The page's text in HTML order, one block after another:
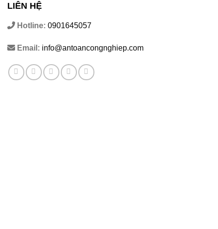
LIÊN HỆ
Hotline: 0901645057
Email: info@antoancongnghiep.com